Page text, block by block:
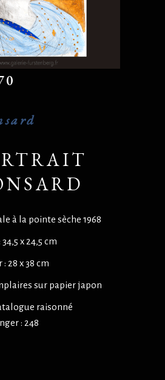
à la pointe sèche 1968
x 24,5 cm
28 x 38 cm
sur papier japon
raisonné
: 248